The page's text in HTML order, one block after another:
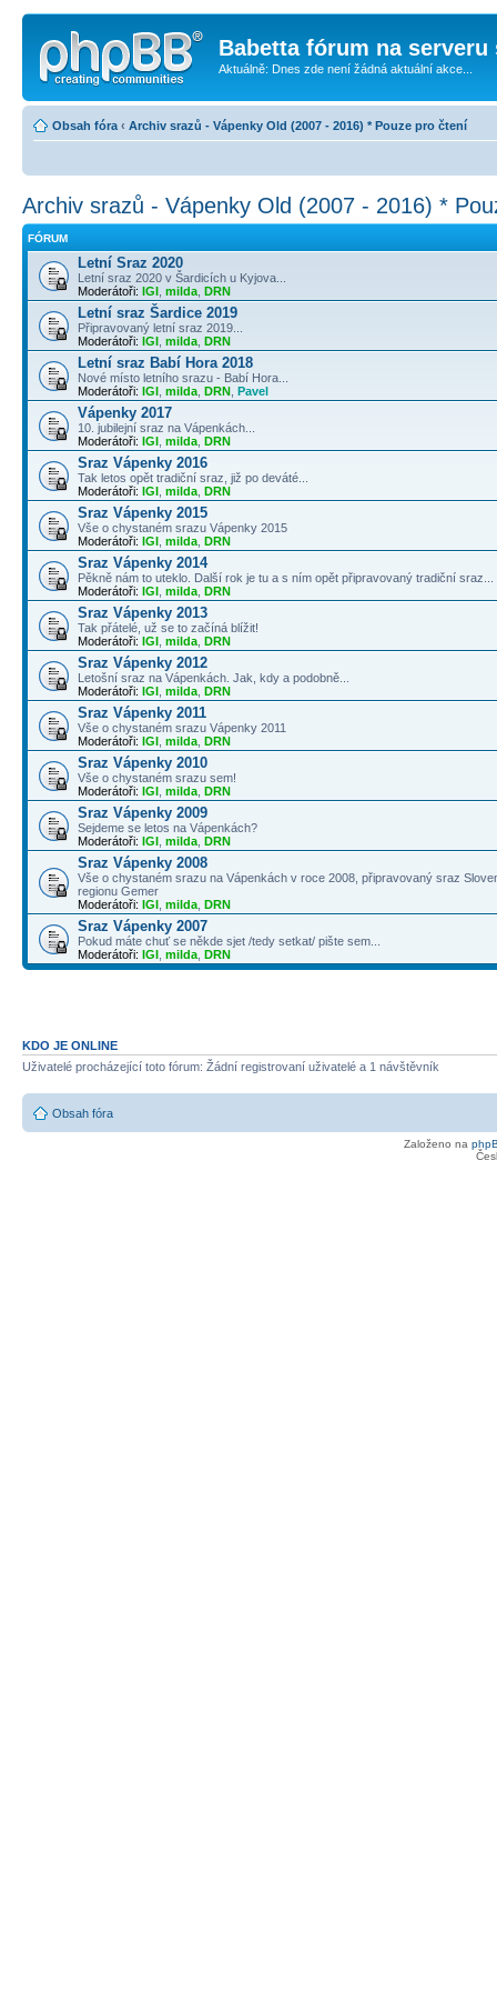
Babetta fórum na serveru
Aktuálně: Dnes zde není žádná aktuální akce...
Obsah fóra ‹ Archiv srazů - Vápenky Old (2007 - 2016) * Pouze pro čtení
Archiv srazů - Vápenky Old (2007 - 2016) *
FÓRUM
Letní Sraz 2020
Letní sraz 2020 v Šardicích u Kyjova...
Moderátoři: IGI milda DRN
Letní sraz Šardice 2019
Připravovaný letní sraz 2019...
Moderátoři: IGI milda DRN
Letní sraz Babí Hora 2018
Nové místo letního srazu - Babí Hora...
Moderátoři: IGI milda DRN Pavel
Vápenky 2017
10. jubilejní sraz na Vápenkách...
Moderátoři: IGI milda DRN
Sraz Vápenky 2016
Tak letos opět tradiční sraz, již po deváté...
Moderátoři: IGI milda DRN
Sraz Vápenky 2015
Vše o chystaném srazu Vápenky 2015
Moderátoři: IGI milda DRN
Sraz Vápenky 2014
Pěkně nám to uteklo. Další rok je tu a s ním opět připravovaný tradiční sraz...
Moderátoři: IGI milda DRN
Sraz Vápenky 2013
Tak přátelé, už se to začíná blížit!
Moderátoři: IGI milda DRN
Sraz Vápenky 2012
Letošní sraz na Vápenkách. Jak, kdy a podobně...
Moderátoři: IGI milda DRN
Sraz Vápenky 2011
Vše o chystaném srazu Vápenky 2011
Moderátoři: IGI milda DRN
Sraz Vápenky 2010
Vše o chystaném srazu sem!
Moderátoři: IGI milda DRN
Sraz Vápenky 2009
Sejdeme se letos na Vápenkách?
Moderátoři: IGI milda DRN
Sraz Vápenky 2008
Vše o chystaném srazu na Vápenkách v roce 2008, připravovaný sraz
regionu Gemer
Moderátoři: IGI milda DRN
Sraz Vápenky 2007
Pokud máte chuť se někde sjet /tedy setkat/ pište sem...
Moderátoři: IGI milda DRN
KDO JE ONLINE
Uživatelé procházející toto fórum: Žádní registrovaní uživatelé a 1 návštěvník
Obsah fóra
Založeno na